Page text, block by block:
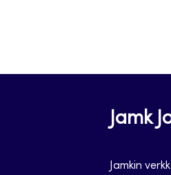
Jamk
Jamkin